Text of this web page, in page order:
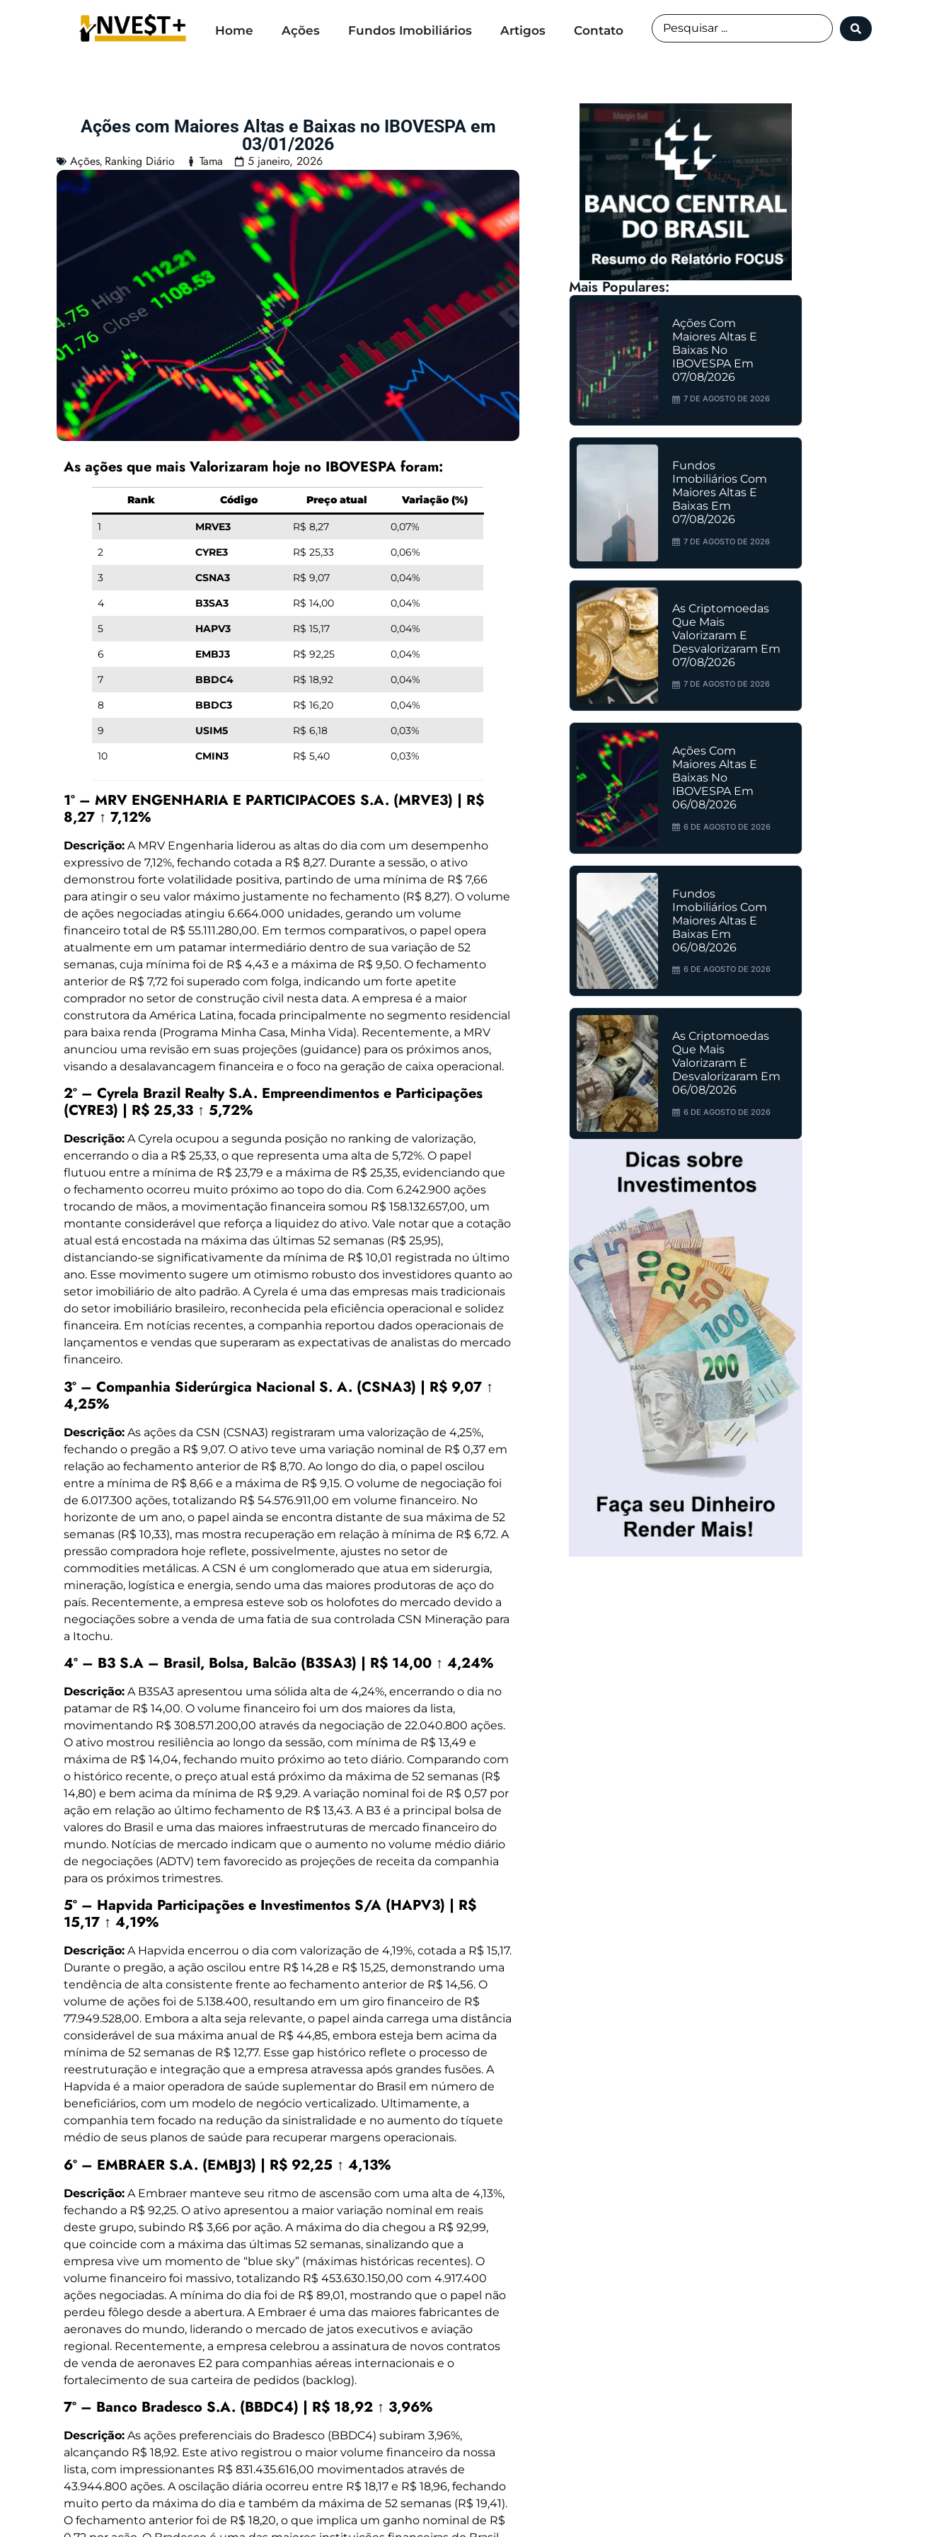
Home Ações Fundos Imobiliários Artigos Contato
Ações com Maiores Altas e Baixas no IBOVESPA em
03/01/2026
Ações, Ranking Diário Tama 5 janeiro, 2026
As ações que mais Valorizaram hoje no IBOVESPA foram:
Rank Código Preço atual Variação (%)
1 MRVE3 R$ 8,27
0,07%
2
CYRE3 R$ 25,33
0,06%
3
CSNA3 R$ 9,07
0,04%
4
B3SA3 R$ 14,00
0,04%
5
HAPV3 R$ 15,17
0,04%
6
EMBJ3 R$ 92,25
0,04%
7
BBDC4 R$ 18,92
0,04%
8
BBDC3 R$ 16,20
0,04%
9
USIM5 R$ 6,18
0,03%
10
CMIN3 R$ 5,40 0,03%
1º – MRV ENGENHARIA E PARTICIPACOES S.A. (MRVE3) | R$
8,27 ↑ 7,12%
Descrição: A MRV Engenharia liderou as altas do dia com um desempenho
expressivo de 7,12%, fechando cotada a R$ 8,27. Durante a sessão, o ativo
demonstrou forte volatilidade positiva, partindo de uma mínima de R$ 7,66
para atingir o seu valor máximo justamente no fechamento (R$ 8,27). O volume
de ações negociadas atingiu 6.664.000 unidades, gerando um volume
financeiro total de R$ 55.111.280,00. Em termos comparativos, o papel opera
atualmente em um patamar intermediário dentro de sua variação de 52
semanas, cuja mínima foi de R$ 4,43 e a máxima de R$ 9,50. O fechamento
anterior de R$ 7,72 foi superado com folga, indicando um forte apetite
comprador no setor de construção civil nesta data. A empresa é a maior
construtora da América Latina, focada principalmente no segmento residencial
para baixa renda (Programa Minha Casa, Minha Vida). Recentemente, a MRV
anunciou uma revisão em suas projeções (guidance) para os próximos anos,
visando a desalavancagem financeira e o foco na geração de caixa operacional.
2º – Cyrela Brazil Realty S.A. Empreendimentos e Participações
(CYRE3) | R$ 25,33 ↑ 5,72%
Descrição: A Cyrela ocupou a segunda posição no ranking de valorização,
encerrando o dia a R$ 25,33, o que representa uma alta de 5,72%. O papel
flutuou entre a mínima de R$ 23,79 e a máxima de R$ 25,35, evidenciando que
o fechamento ocorreu muito próximo ao topo do dia. Com 6.242.900 ações
trocando de mãos, a movimentação financeira somou R$ 158.132.657,00, um
montante considerável que reforça a liquidez do ativo. Vale notar que a cotação
atual está encostada na máxima das últimas 52 semanas (R$ 25,95),
distanciando-se significativamente da mínima de R$ 10,01 registrada no último
ano. Esse movimento sugere um otimismo robusto dos investidores quanto ao
setor imobiliário de alto padrão. A Cyrela é uma das empresas mais tradicionais
do setor imobiliário brasileiro, reconhecida pela eficiência operacional e solidez
financeira. Em notícias recentes, a companhia reportou dados operacionais de
lançamentos e vendas que superaram as expectativas de analistas do mercado
financeiro.
3º – Companhia Siderúrgica Nacional S. A. (CSNA3) | R$ 9,07 ↑
4,25%
Descrição: As ações da CSN (CSNA3) registraram uma valorização de 4,25%,
fechando o pregão a R$ 9,07. O ativo teve uma variação nominal de R$ 0,37 em
relação ao fechamento anterior de R$ 8,70. Ao longo do dia, o papel oscilou
entre a mínima de R$ 8,66 e a máxima de R$ 9,15. O volume de negociação foi
de 6.017.300 ações, totalizando R$ 54.576.911,00 em volume financeiro. No
horizonte de um ano, o papel ainda se encontra distante de sua máxima de 52
semanas (R$ 10,33), mas mostra recuperação em relação à mínima de R$ 6,72. A
pressão compradora hoje reflete, possivelmente, ajustes no setor de
commodities metálicas. A CSN é um conglomerado que atua em siderurgia,
mineração, logística e energia, sendo uma das maiores produtoras de aço do
país. Recentemente, a empresa esteve sob os holofotes do mercado devido a
negociações sobre a venda de uma fatia de sua controlada CSN Mineração para
a Itochu.
4º – B3 S.A – Brasil, Bolsa, Balcão (B3SA3) | R$ 14,00 ↑ 4,24%
Descrição: A B3SA3 apresentou uma sólida alta de 4,24%, encerrando o dia no
patamar de R$ 14,00. O volume financeiro foi um dos maiores da lista,
movimentando R$ 308.571.200,00 através da negociação de 22.040.800 ações.
O ativo mostrou resiliência ao longo da sessão, com mínima de R$ 13,49 e
máxima de R$ 14,04, fechando muito próximo ao teto diário. Comparando com
o histórico recente, o preço atual está próximo da máxima de 52 semanas (R$
14,80) e bem acima da mínima de R$ 9,29. A variação nominal foi de R$ 0,57 por
ação em relação ao último fechamento de R$ 13,43. A B3 é a principal bolsa de
valores do Brasil e uma das maiores infraestruturas de mercado financeiro do
mundo. Notícias de mercado indicam que o aumento no volume médio diário
de negociações (ADTV) tem favorecido as projeções de receita da companhia
para os próximos trimestres.
5º – Hapvida Participações e Investimentos S/A (HAPV3) | R$
15,17 ↑ 4,19%
Descrição: A Hapvida encerrou o dia com valorização de 4,19%, cotada a R$ 15,17.
Durante o pregão, a ação oscilou entre R$ 14,28 e R$ 15,25, demonstrando uma
tendência de alta consistente frente ao fechamento anterior de R$ 14,56. O
volume de ações foi de 5.138.400, resultando em um giro financeiro de R$
77.949.528,00. Embora a alta seja relevante, o papel ainda carrega uma distância
considerável de sua máxima anual de R$ 44,85, embora esteja bem acima da
mínima de 52 semanas de R$ 12,77. Esse gap histórico reflete o processo de
reestruturação e integração que a empresa atravessa após grandes fusões. A
Hapvida é a maior operadora de saúde suplementar do Brasil em número de
beneficiários, com um modelo de negócio verticalizado. Ultimamente, a
companhia tem focado na redução da sinistralidade e no aumento do tíquete
médio de seus planos de saúde para recuperar margens operacionais.
6º – EMBRAER S.A. (EMBJ3) | R$ 92,25 ↑ 4,13%
Descrição: A Embraer manteve seu ritmo de ascensão com uma alta de 4,13%,
fechando a R$ 92,25. O ativo apresentou a maior variação nominal em reais
deste grupo, subindo R$ 3,66 por ação. A máxima do dia chegou a R$ 92,99,
que coincide com a máxima das últimas 52 semanas, sinalizando que a
empresa vive um momento de “blue sky” (máximas históricas recentes). O
volume financeiro foi massivo, totalizando R$ 453.630.150,00 com 4.917.400
ações negociadas. A mínima do dia foi de R$ 89,01, mostrando que o papel não
perdeu fôlego desde a abertura. A Embraer é uma das maiores fabricantes de
aeronaves do mundo, liderando o mercado de jatos executivos e aviação
regional. Recentemente, a empresa celebrou a assinatura de novos contratos
de venda de aeronaves E2 para companhias aéreas internacionais e o
fortalecimento de sua carteira de pedidos (backlog).
7º – Banco Bradesco S.A. (BBDC4) | R$ 18,92 ↑ 3,96%
Descrição: As ações preferenciais do Bradesco (BBDC4) subiram 3,96%,
alcançando R$ 18,92. Este ativo registrou o maior volume financeiro da nossa
lista, com impressionantes R$ 831.435.616,00 movimentados através de
43.944.800 ações. A oscilação diária ocorreu entre R$ 18,17 e R$ 18,96, fechando
muito perto da máxima do dia e também da máxima de 52 semanas (R$ 19,41).
O fechamento anterior foi de R$ 18,20, o que implica um ganho nominal de R$
Mais Populares:
Ações Com
Maiores Altas E
Baixas No
IBOVESPA Em
07/08/2026
7 DE AGOSTO DE 2026
Fundos
Imobiliários Com
Maiores Altas E
Baixas Em
07/08/2026
7 DE AGOSTO DE 2026
As Criptomoedas
Que Mais
Valorizaram E
Desvalorizaram Em
07/08/2026
7 DE AGOSTO DE 2026
Ações Com
Maiores Altas E
Baixas No
IBOVESPA Em
06/08/2026
6 DE AGOSTO DE 2026
Fundos
Imobiliários Com
Maiores Altas E
Baixas Em
06/08/2026
6 DE AGOSTO DE 2026
As Criptomoedas
Que Mais
Valorizaram E
Desvalorizaram Em
06/08/2026
6 DE AGOSTO DE 2026